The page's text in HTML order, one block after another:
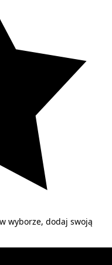
wyborze, dodaj swoją